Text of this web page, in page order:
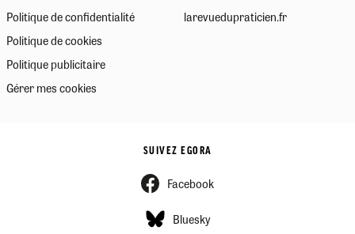
Politique de confidentialité
Politique de cookies
Politique publicitaire
Gérer mes cookies
larevuedupraticien.fr
SUIVEZ EGORA
Facebook
Bluesky